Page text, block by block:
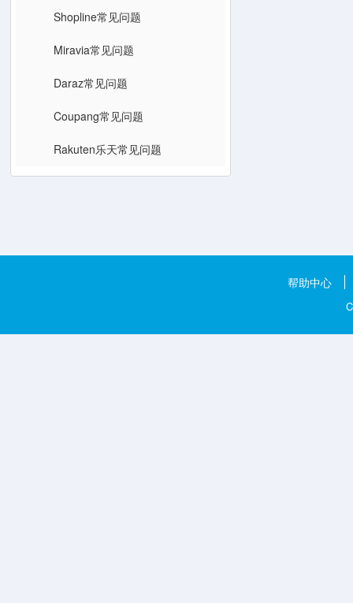
Shopline常见问题
Miravia常见问题
Daraz常见问题
Coupang常见问题
Rakuten乐天常见问题
帮助中心